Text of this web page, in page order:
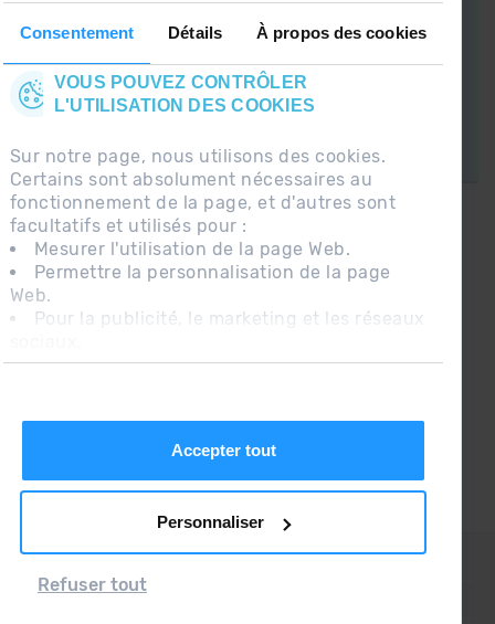
Consentement Détails À propos des cookies
VOUS POUVEZ CONTRÔLER
L'UTILISATION DES COOKIES
Sur notre page, nous utilisons des cookies.
Certains sont absolument nécessaires au
fonctionnement de la page, et d'autres sont
facultatifs et utilisés pour :
Mesurer l'utilisation de la page Web.
Permettre la personnalisation de la page
Web.
Pour la publicité, le marketing et les réseaux
En cliquant sur « Accepter tout », vous
Accepter tout
Personnaliser
Refuser tout
APP GRANDVALIRA
Maintenant, l'essentiel dans votre poche.
CONNECTEZ-VOUS À GRANDVALIRA!
Suivez-nous sur les Réseaux Sociaux et soyez
le premier à recevoir les nouvelles :)